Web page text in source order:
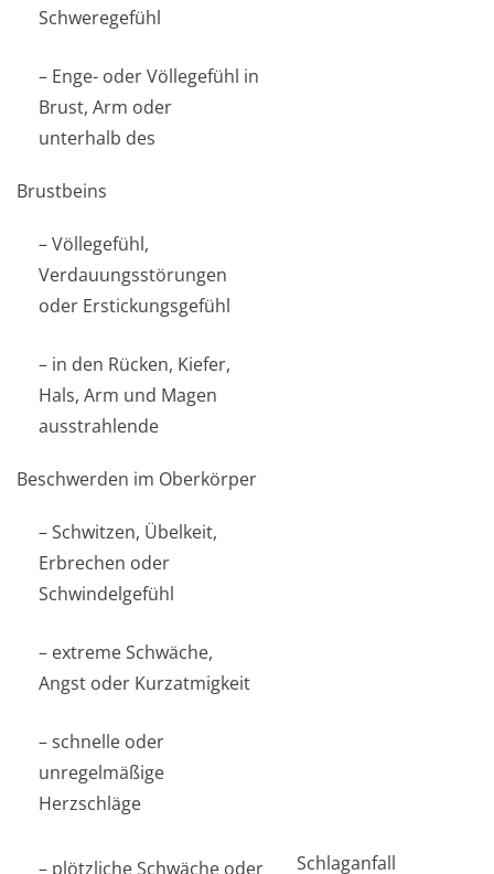
Schweregefühl
– Enge- oder Völlegefühl in
Brust, Arm oder
unterhalb des
Brustbeins
– Völlegefühl,
Verdauungsstörungen
oder Erstickungsgefühl
– in den Rücken, Kiefer,
Hals, Arm und Magen
ausstrahlende
Beschwerden im Oberkörper
– Schwitzen, Übelkeit,
Erbrechen oder
Schwindelgefühl
– extreme Schwäche,
Angst oder Kurzatmigkeit
– schnelle oder
unregelmäßige
Herzschläge
– plötzliche Schwäche oder Schlaganfall